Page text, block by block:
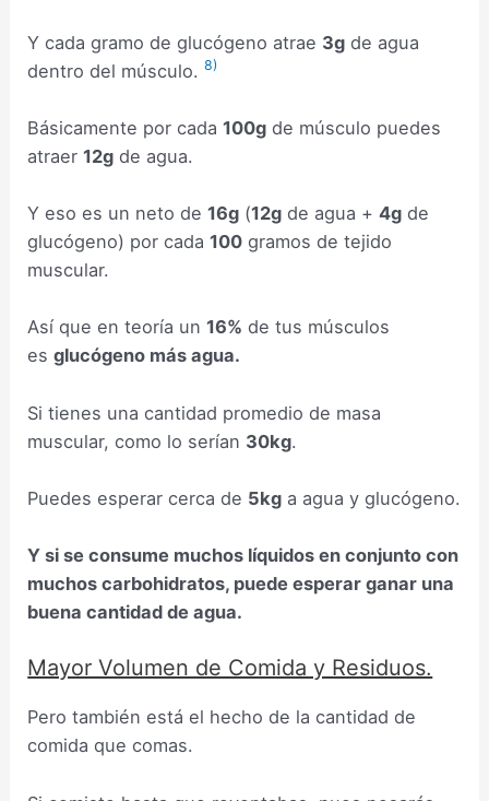
Y cada gramo de glucógeno atrae 3g de agua
dentro del músculo.8)
Básicamente por cada100g de músculo puedes
atraer12g de agua.
Y eso es un neto de16g (12g de agua +4g de
glucógeno) por cada100 gramos de tejido
muscular.
Así que en teoría un16% de tus músculos
esglucógeno más agua.
Si tienes una cantidad promedio de masa
muscular, como lo serían 30kg.
Puedes esperar cerca de 5kg a agua y glucógeno.
Y si se consume muchos líquidos en conjunto con
muchos carbohidratos, puede esperar ganar una
buena cantidad de agua.
Mayor Volumen de Comida y Residuos.
Pero también está el hecho de la cantidad de
comida que comas.